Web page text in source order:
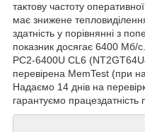
тактову частоту
має знижене
здатність у порівнянні з
показник досягає 6400 Мб/
PC2-6400U CL6
перевірена MemTest (при
Надаємо 14 днів на
гарантуємо працездатність